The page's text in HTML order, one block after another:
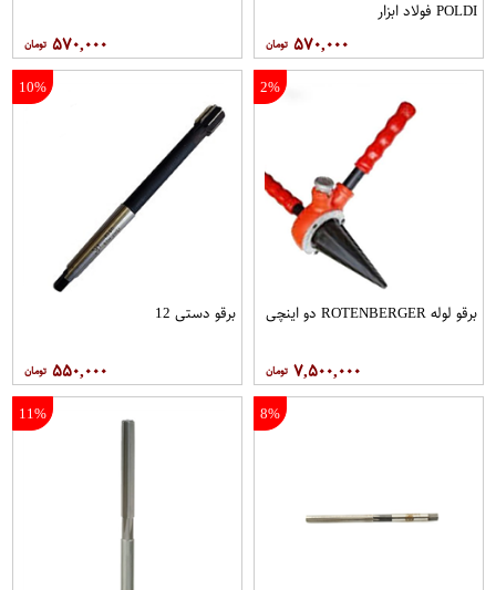
POLDI فولاد ابزار
۵۷۰,۰۰۰ ۵۷۰,۰۰۰
2%
برقو لوله ROTENBERGER دو اینچی
۷,۵۰۰,۰۰۰
10%
برقو دستی 12
۵۵۰,۰۰۰
8%
11%